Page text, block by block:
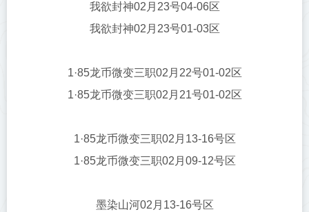
我欲封神02月23号04-06区
我欲封神02月23号01-03区
1·85龙币微变三职02月22号01-02区
1·85龙币微变三职02月21号01-02区
1·85龙币微变三职02月13-16号区
1·85龙币微变三职02月09-12号区
墨染山河02月13-16号区